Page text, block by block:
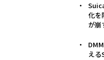
化を
が崩
え